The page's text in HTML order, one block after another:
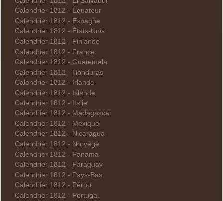
Calendrier 1812 - Équateur
Calendrier 1812 - Espagne
Calendrier 1812 - États-Unis
Calendrier 1812 - Finlande
Calendrier 1812 - France
Calendrier 1812 - Guatemala
Calendrier 1812 - Honduras
Calendrier 1812 - Irlande
Calendrier 1812 - Islande
Calendrier 1812 - Italie
Calendrier 1812 - Madagascar
Calendrier 1812 - Mexique
Calendrier 1812 - Nicaragua
Calendrier 1812 - Norvège
Calendrier 1812 - Panama
Calendrier 1812 - Paraguay
Calendrier 1812 - Pays-Bas
Calendrier 1812 - Pérou
Calendrier 1812 - Portugal